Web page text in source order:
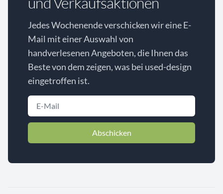
Jedes Wochenende verschicken wir eine E-
Mail mit einer Auswahl von
handverlesenen Angeboten, die Ihnen das
Beste von dem zeigen, was bei used-design
eingetroffen ist.
Abschicken